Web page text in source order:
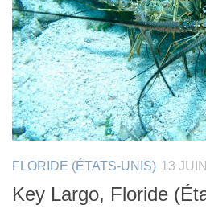
FLORIDE (ÉTATS-UNIS) 13
Key Largo, Floride